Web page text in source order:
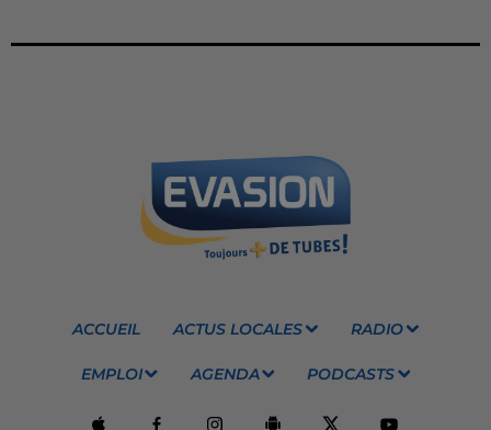
ACCUEIL ACTUS LOCALES RADIO
EMPLOI AGENDA PODCASTS